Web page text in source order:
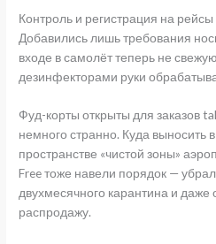
Контроль и регистрация на
Добавились лишь требования
входе в самолёт теперь не
дезинфекторами руки
Фуд-корты открыты для заказов
немного странно. Куда выносить
пространстве «чистой зоны»
Free тоже навели порядок —
двухмесячного карантина и
распродажу.